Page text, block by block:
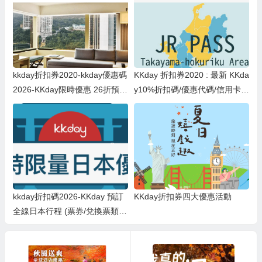
kkday折扣券2020-kkday優惠碼
2026-KKday限時優惠 26折預訂
The Upper House奕居：只須H
K$1,488/位（原價HK$11,500）
KKday 折扣券2020 : 最新 KKda
y10%折扣碼/優惠代碼/信用卡優
惠碼(即時更新2020/6/6)
kkday折扣碼2026-KKday 預訂
全線日本行程 (票券/兌換票類除
KKday折扣券四大優惠活動